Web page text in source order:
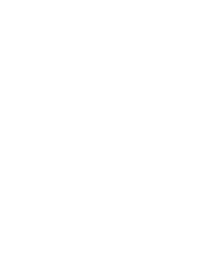
Copyright (c)